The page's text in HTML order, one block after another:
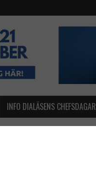
INFO DIALÄSENS CHEFSDAGAR